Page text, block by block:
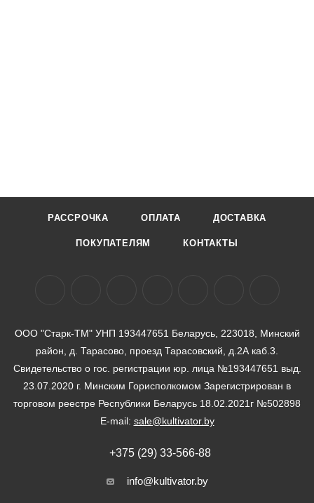
РАССРОЧКА ОПЛАТА ДОСТАВКА
ПОКУПАТЕЛЯМ КОНТАКТЫ
ООО "Старк-ТМ" УНП 193447651 Беларусь, 223018, Минский
район, д. Тарасово, проезд Тарасовский, д.2А каб.3.
Свидетельство о гос. регистрации юр. лица №193447651 выд.
23.07.2020 г. Минским Горисполкомом Зарегистрирован в
торговом реестре Республики Беларусь 18.02.2021г №502898
E-mail: sale@kultivator.by
+375 (29) 33-566-88
info@kultivator.by